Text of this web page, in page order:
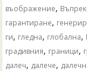
въображение,
гарантиране,
ги, гледна, глобална,
градивния, граници,
далеч, далече,